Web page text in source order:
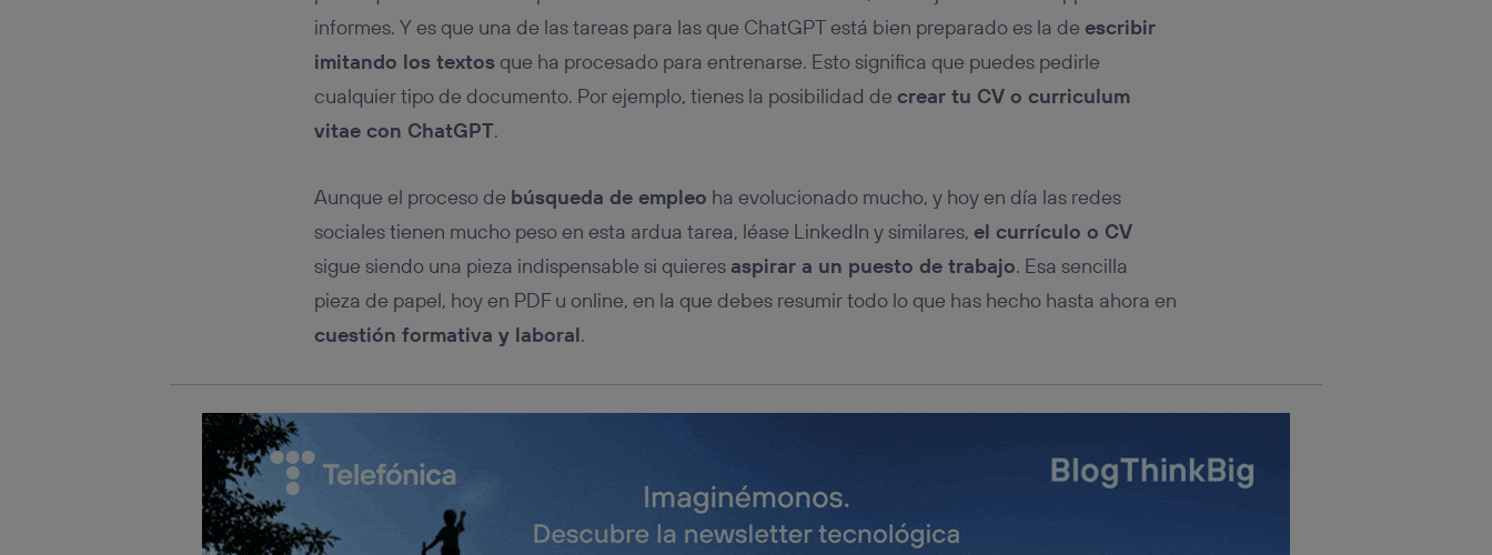
informes. Y es que una de las tareas para las que ChatGPT está bien preparado es la de escribir
imitando los textosque ha procesado para entrenarse. Esto significa que puedes pedirle
cualquier tipo de documento. Por ejemplo, tienes la posibilidad de crear tu CV o curriculum
vitae con ChatGPT.
Aunque el proceso de búsqueda de empleo ha evolucionado mucho, y hoy en día las redes
sociales tienen mucho peso en esta ardua tarea, léase LinkedIn y similares, el currículo o CV
sigue siendo una pieza indispensable si quieres aspirar a un puesto de trabajo. Esa sencilla
pieza de papel, hoy en PDF u online, en la que debes resumir todo lo que has hecho hasta ahora en
cuestión formativa y laboral.
conecte su dispositivo y consienta el uso de la tecnología recibirá el mismo identificador.
Típicamente:
Si utilizas unaconexión de banda ancha (p. ej., Wi-Fi), el marketing o análisis se
realizará en función de las actividades de navegación de los miembros del hogar que
hayan dado su consentimiento.
Puedes gestionar los consentimientos Utiq seleccionando “Administrar Utiq” en la parte
inferior de esta página web o visitando el
portal de privacidad de Utiq (“consenthub”)
Para más información, consulta la política de privacidad de Utiq.